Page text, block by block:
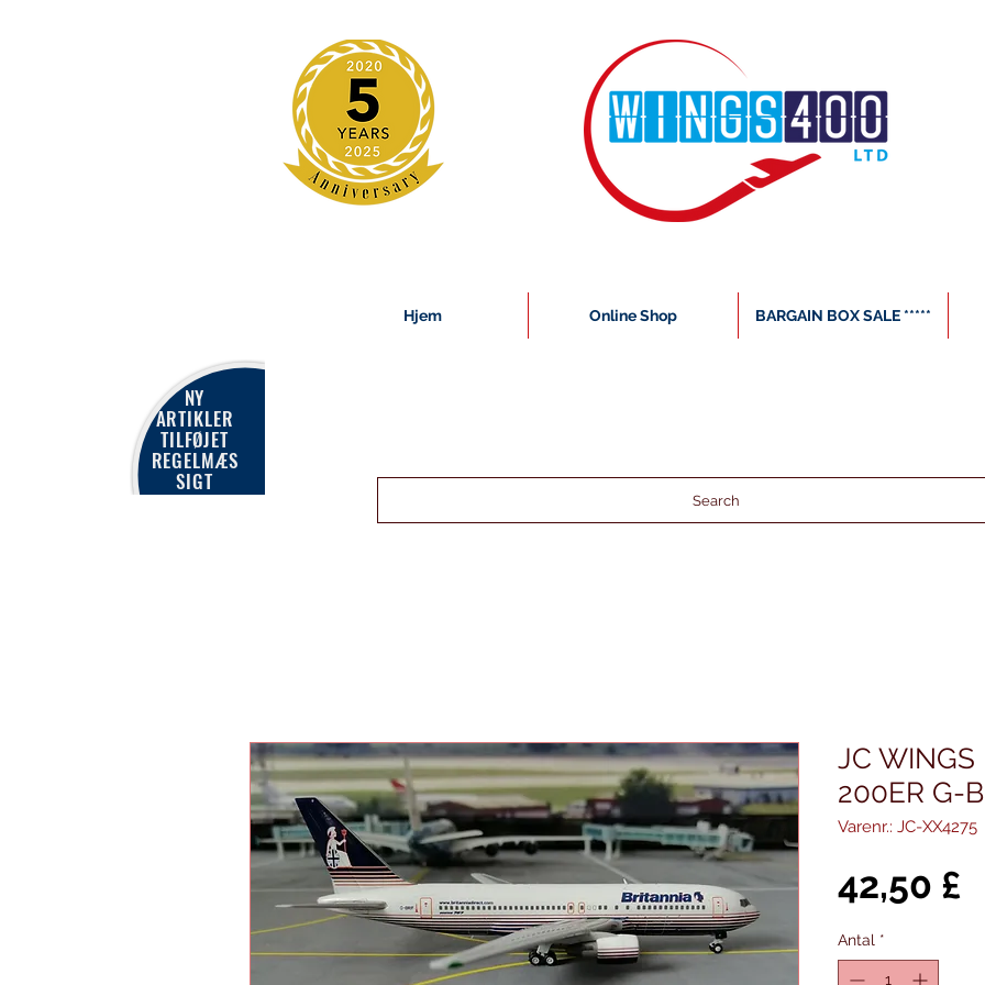
Hjem Online Shop BARGAIN BOX SALE *****
NY
ARTIKLER
TILFØJET
REGELMÆS
SIGT
Search
JC WINGS
200ER G-
Varenr.: JC-XX4275
42,50 £
Antal *